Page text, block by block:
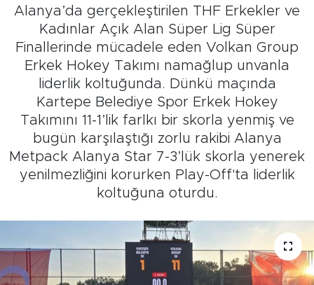
Alanya’da gerçekleştirilen THF Erkekler ve
Kadınlar Açık Alan Süper Lig Süper
Finallerinde mücadele eden Volkan Group
Erkek Hokey Takımı namağlup unvanla
liderlik koltuğunda. Dünkü maçında
Kartepe Belediye Spor Erkek Hokey
Takımını 11-1’lik farlkı bir skorla yenmiş ve
bugün karşılaştığı zorlu rakibi Alanya
Metpack Alanya Star 7-3’lük skorla yenerek
yenilmezliğini korurken Play-Off'ta liderlik
koltuğuna oturdu.